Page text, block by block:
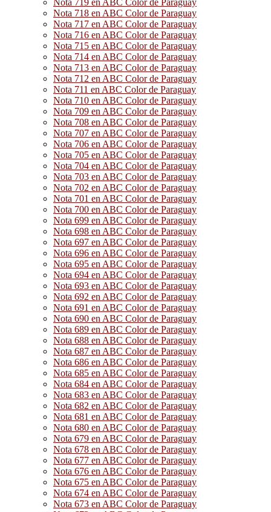
Nota 719 en ABC Color de Paraguay
Nota 718 en ABC Color de Paraguay
Nota 717 en ABC Color de Paraguay
Nota 716 en ABC Color de Paraguay
Nota 715 en ABC Color de Paraguay
Nota 714 en ABC Color de Paraguay
Nota 713 en ABC Color de Paraguay
Nota 712 en ABC Color de Paraguay
Nota 711 en ABC Color de Paraguay
Nota 710 en ABC Color de Paraguay
Nota 709 en ABC Color de Paraguay
Nota 708 en ABC Color de Paraguay
Nota 707 en ABC Color de Paraguay
Nota 706 en ABC Color de Paraguay
Nota 705 en ABC Color de Paraguay
Nota 704 en ABC Color de Paraguay
Nota 703 en ABC Color de Paraguay
Nota 702 en ABC Color de Paraguay
Nota 701 en ABC Color de Paraguay
Nota 700 en ABC Color de Paraguay
Nota 699 en ABC Color de Paraguay
Nota 698 en ABC Color de Paraguay
Nota 697 en ABC Color de Paraguay
Nota 696 en ABC Color de Paraguay
Nota 695 en ABC Color de Paraguay
Nota 694 en ABC Color de Paraguay
Nota 693 en ABC Color de Paraguay
Nota 692 en ABC Color de Paraguay
Nota 691 en ABC Color de Paraguay
Nota 690 en ABC Color de Paraguay
Nota 689 en ABC Color de Paraguay
Nota 688 en ABC Color de Paraguay
Nota 687 en ABC Color de Paraguay
Nota 686 en ABC Color de Paraguay
Nota 685 en ABC Color de Paraguay
Nota 684 en ABC Color de Paraguay
Nota 683 en ABC Color de Paraguay
Nota 682 en ABC Color de Paraguay
Nota 681 en ABC Color de Paraguay
Nota 680 en ABC Color de Paraguay
Nota 679 en ABC Color de Paraguay
Nota 678 en ABC Color de Paraguay
Nota 677 en ABC Color de Paraguay
Nota 676 en ABC Color de Paraguay
Nota 675 en ABC Color de Paraguay
Nota 674 en ABC Color de Paraguay
Nota 673 en ABC Color de Paraguay